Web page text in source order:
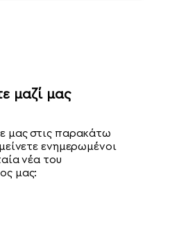
μαζί μας
μας στις παρακάτω
ενημερωμένοι
νέα του
μας: